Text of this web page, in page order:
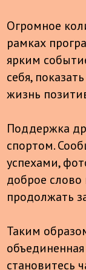
Огромное
рамках
ярким
себя,
жизнь
Поддержка
спортом.
успехами,
доброе
продолжать
Таким
становитесь